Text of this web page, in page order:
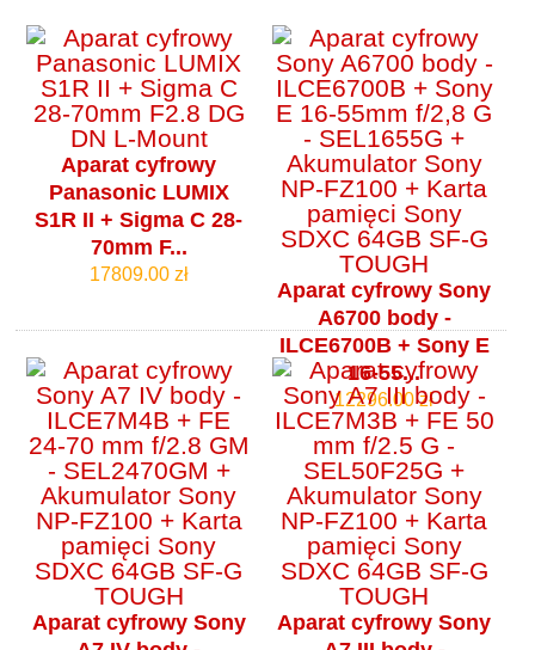
Aparat cyfrowy
Panasonic LUMIX
S1R II + Sigma C 28-
70mm F...
17809.00 zł
Aparat cyfrowy Sony
A6700 body -
ILCE6700B + Sony E
16-55...
12296.00 zł
Aparat cyfrowy Sony
Aparat cyfrowy Sony